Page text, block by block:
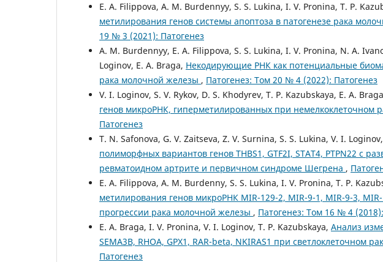
E. A. Filippova, A. M. Burdennyy, S. S. Lukina, I. V. Pronina, T. P.
метилирования генов системы апоптоза в патогенезе рака
19 № 3 (2021): Патогенез
A. M. Burdennyy, E. A. Filippova, S. S. Lukina, I. V. Pronina, N. A.
Loginov, E. A. Braga, Некодирующие РНК как потенциальные
рака молочной железы , Патогенез: Том 20 № 4 (2022): Патогенез
V. I. Loginov, S. V. Rykov, D. S. Khodyrev, T. P. Kazubskaya, E. A.
генов микроРНК, гиперметилированных при немелкоклеточном
Патогенез
T. N. Safonova, G. V. Zaitseva, Z. V. Surnina, S. S. Lukina, V. I.
полиморфных вариантов генов THBS1, GTF2I, STAT4, PTPN22 с
ревматоидном артрите и первичном синдроме Шегрена ,
E. A. Filippova, A. M. Burdenny, S. S. Lukina, I. V. Pronina, T. P.
метилирования генов микроРНК MIR-129-2, MIR-9-1, MIR-9-3,
прогрессии рака молочной железы , Патогенез: Том 16 № 4
E. A. Braga, I. V. Pronina, V. I. Loginov, T. P. Kazubskaya, Анализ
SEMA3B, RHOA, GPX1, RAR-beta, NKIRAS1 при светлоклеточном
Патогенез